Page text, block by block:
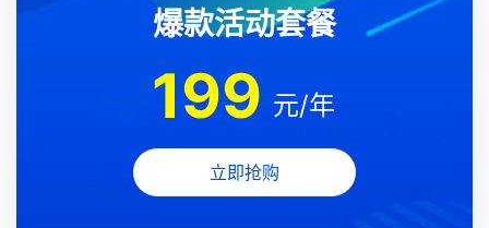
爆款活动套餐
199 元/年
立即抢购